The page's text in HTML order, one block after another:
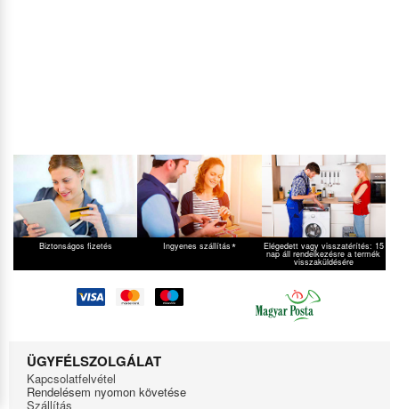
Biztonságos fizetés Ingyenes szállítás* Elégedett vagy visszatérítés: 15
nap áll rendelkezésre a termék
visszaküldésére
ÜGYFÉLSZOLGÁLAT
Kapcsolatfelvétel
Rendelésem nyomon követése
Szállítás